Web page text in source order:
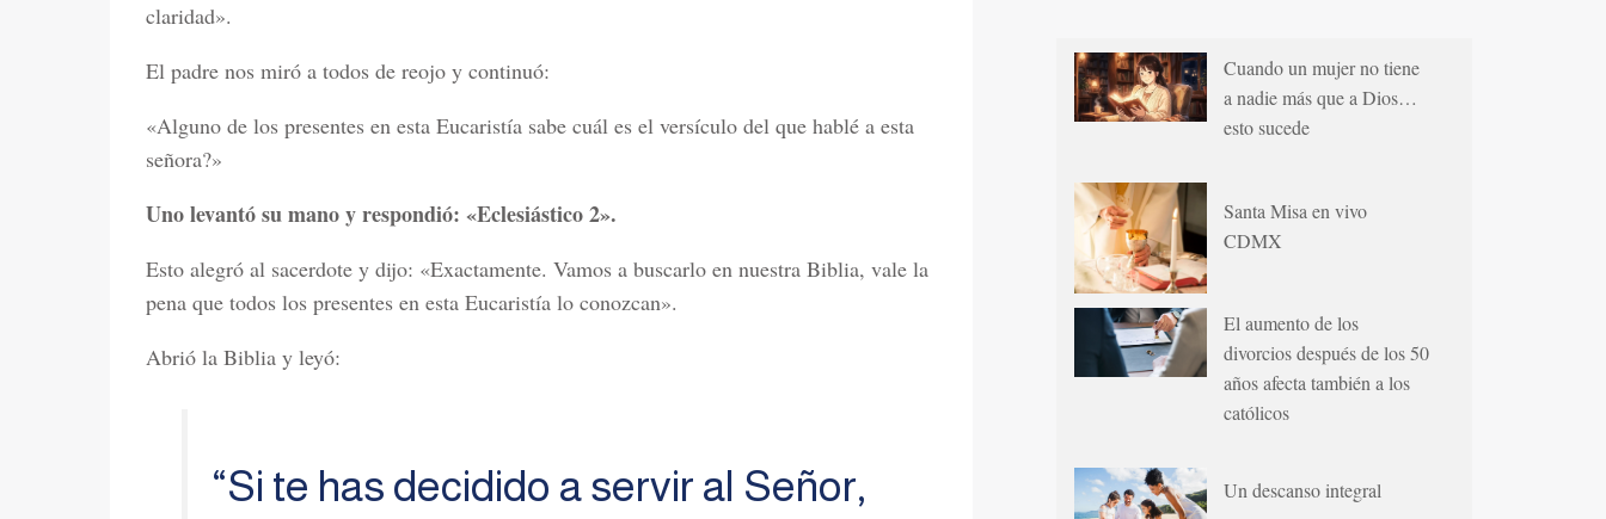
claridad».
El padre nos miró a todos de reojo y continuó:
«Alguno de los presentes en esta Eucaristía sabe cuál es el versículo del que hablé a esta
señora?»
Uno levantó su mano y respondió: «Eclesiástico 2».
Esto alegró al sacerdote y dijo: «Exactamente. Vamos a buscarlo en nuestra Biblia, vale la
pena que todos los presentes en esta Eucaristía lo conozcan».
Abrió la Biblia y leyó:
“Si te has decidido a servir al Señor,
Cuando un mujer no tiene
a nadie más que a Dios…
esto sucede
Santa Misa en vivo
CDMX
El aumento de los
divorcios después de los 50
años afecta también a los
católicos
Un descanso integral